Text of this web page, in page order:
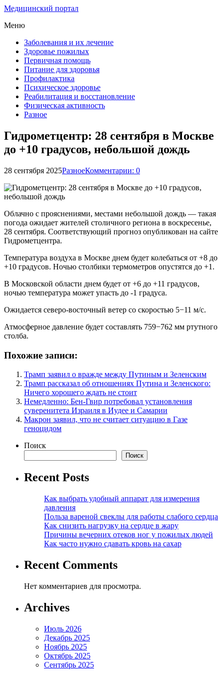
Медицинский портал
Меню
Заболевания и их лечение
Здоровье пожилых
Первичная помощь
Питание для здоровья
Профилактика
Психическое здоровье
Реабилитация и восстановление
Физическая активность
Разное
Гидрометцентр: 28 сентября в Москве
до +10 градусов, небольшой дождь
28 сентября 2025РазноеКомментарии: 0
Облачно с прояснениями, местами небольшой дождь — такая
погода ожидает жителей столичного региона в воскресенье,
28 сентября. Соответствующий прогноз опубликован на сайте
Гидрометцентра.
Температура воздуха в Москве днем будет колебаться от +8 до
+10 градусов. Ночью столбики термометров опустятся до +1.
В Московской области днем будет от +6 до +11 градусов,
ночью температура может упасть до -1 градуса.
Ожидается северо-восточный ветер со скоростью 5−11 м/c.
Атмосферное давление будет составлять 759−762 мм ртутного
столба.
Похожие записи:
Трамп заявил о вражде между Путиным и Зеленским
Трамп рассказал об отношениях Путина и Зеленского:
Ничего хорошего ждать не стоит
Немедленно: Бен-Гвир потребовал установления
суверенитета Израиля в Иудее и Самарии
Макрон заявил, что не считает ситуацию в Газе
геноцидом
Поиск
Поиск
Recent Posts
Как выбрать удобный аппарат для измерения
давления
Польза вареной свеклы для работы слабого сердца
Как снизить нагрузку на сердце в жару
Причины вечерних отеков ног у пожилых людей
Как часто нужно сдавать кровь на сахар
Recent Comments
Нет комментариев для просмотра.
Archives
Июль 2026
Декабрь 2025
Ноябрь 2025
Октябрь 2025
Сентябрь 2025